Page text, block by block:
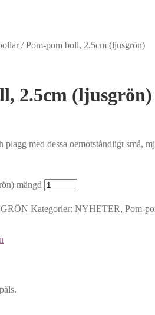
/Pom-pom boll, 2.5cm (ljusgrön)
2.5cm (ljusgrön)
plagg med dessa oemotståndligt små,
mängd
Kategorier: NYHETER, Pom-